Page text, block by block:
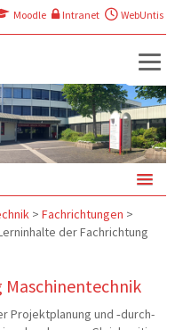
Moodle Intranet WebUntis
> Fachrichtungen >
der Fachrichtung
Pro­jekt­pla­nung und ‑durch­